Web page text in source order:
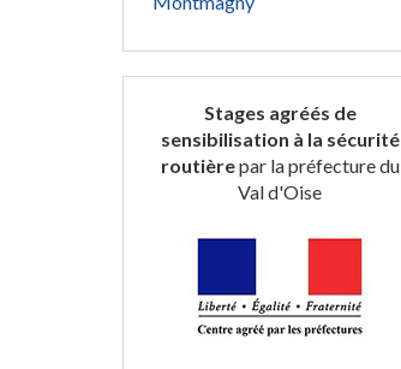
Stages agréés de
sensibilisation à la sécurité
routièrepar la préfecture du
Val d'Oise